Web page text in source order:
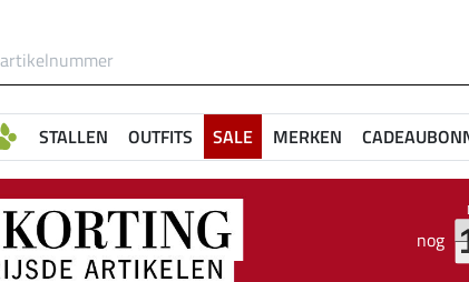
STALLEN OUTFITS SALE MERKEN
nog